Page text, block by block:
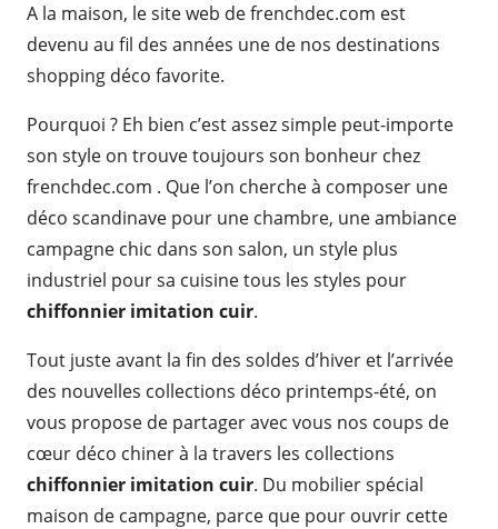
A la maison, le site web de frenchdec.com est
devenu au fil des années une de nos destinations
shopping déco favorite.
Pourquoi ? Eh bien c’est assez simple peut-importe
son style on trouve toujours son bonheur chez
frenchdec.com . Que l’on cherche à composer une
déco scandinave pour une chambre, une ambiance
campagne chic dans son salon, un style plus
industriel pour sa cuisine tous les styles pour
chiffonnier imitation cuir.
Tout juste avant la fin des soldes d’hiver et l’arrivée
des nouvelles collections déco printemps-été, on
vous propose de partager avec vous nos coups de
cœur déco chiner à la travers les collections
chiffonnier imitation cuir. Du mobilier spécial
maison de campagne, parce que pour ouvrir cette